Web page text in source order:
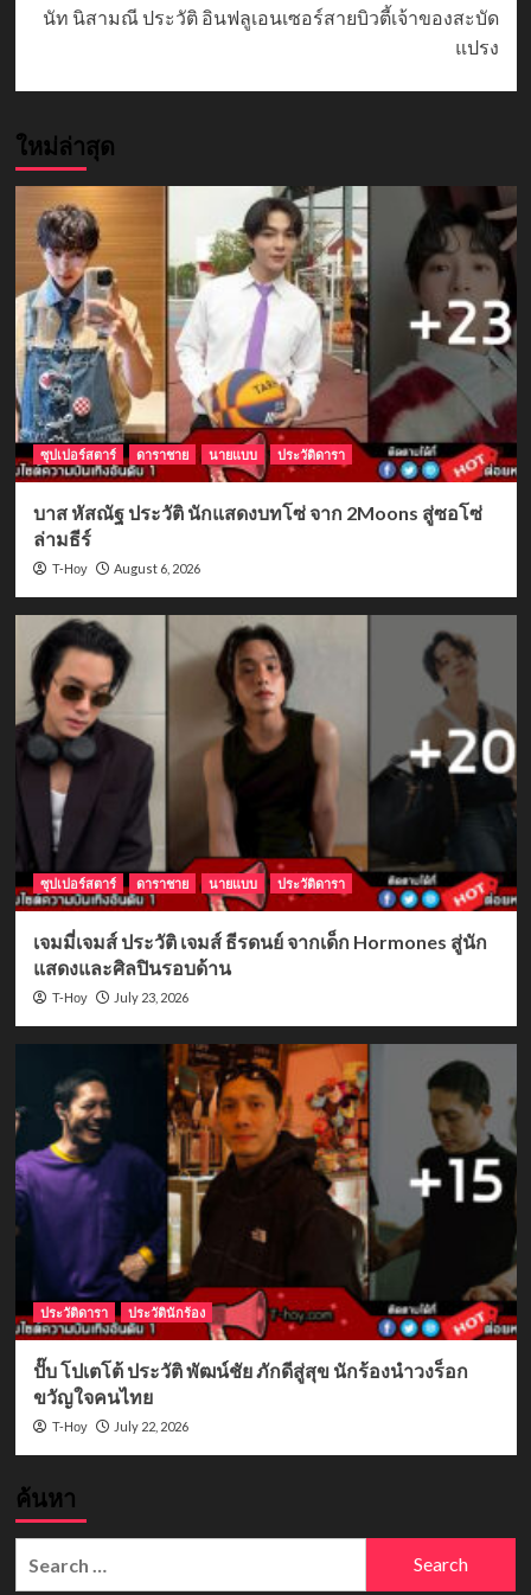
นัท นิสามณี ประวัติ อินฟลูเอนเซอร์สายบิวตี้เจ้าของสะบัด
แปรง
ใหม่ล่าสุด
ซุปเปอร์สตาร์ ดาราชาย นายแบบ ประวัติดารา
บาส หัสณัฐ ประวัติ นักแสดงบทโซ่ จาก 2Moons สู่ซอโซ่
ล่ามธีร์
T-Hoy August 6, 2026
ซุปเปอร์สตาร์ ดาราชาย นายแบบ ประวัติดารา
เจมมี่เจมส์ ประวัติ เจมส์ ธีรดนย์ จากเด็ก Hormones สู่นัก
แสดงและศิลปินรอบด้าน
T-Hoy July 23, 2026
ประวัติดารา ประวัตินักร้อง
ปั๊บ โปเตโต้ ประวัติ พัฒน์ชัย ภักดีสู่สุข นักร้องนำวงร็อก
ขวัญใจคนไทย
T-Hoy July 22, 2026
ค้นหา